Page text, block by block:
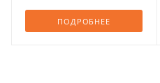
ПОДРОБНЕЕ